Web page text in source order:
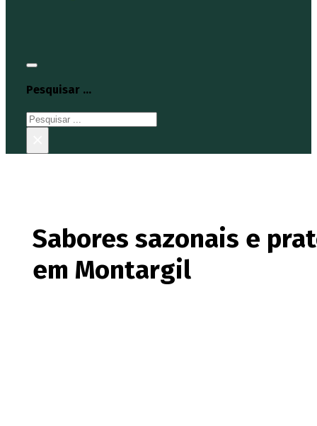
Pesquisar ...
Pesquisar
Sabores sazonais e
em Montargil